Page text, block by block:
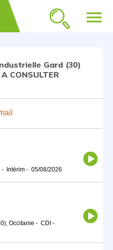
menu
Gard (30)
CONSULTER
- Intérim - 05/08/2026
Occitanie - CDI -